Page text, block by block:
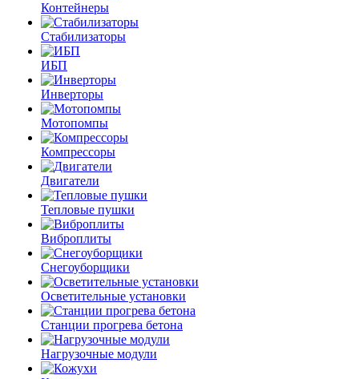
Контейнеры
Стабилизаторы
ИБП
Инверторы
Мотопомпы
Компрессоры
Двигатели
Тепловые пушки
Виброплиты
Снегоуборщики
Осветительные установки
Станции прогрева бетона
Нагрузочные модули